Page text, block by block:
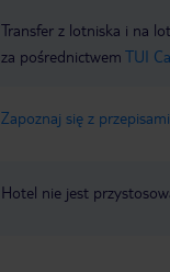
Transfer z lotniska i na
za pośrednictwem TUI
Zapoznaj się z
Hotel nie jest